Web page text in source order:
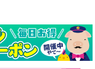
カライズ！